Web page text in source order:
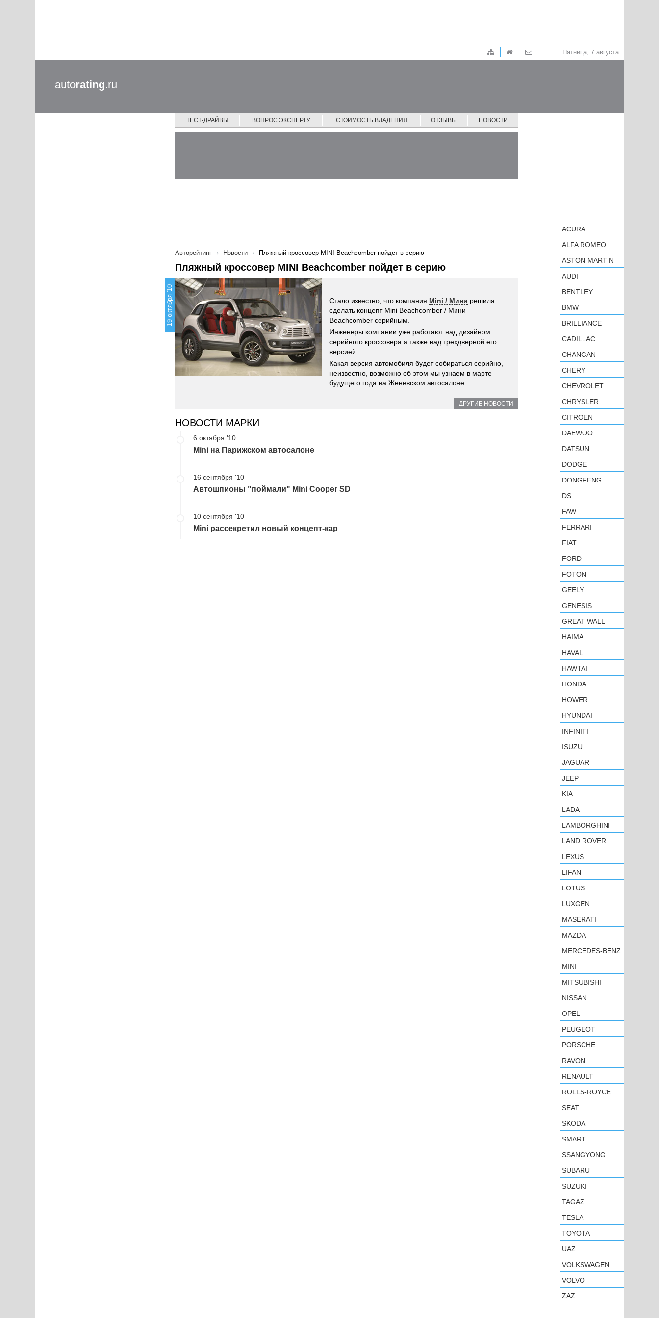
Пятница, 7 августа
autorating.ru
ТЕСТ-ДРАЙВЫ ВОПРОС ЭКСПЕРТУ СТОИМОСТЬ ВЛАДЕНИЯ ОТЗЫВЫ НОВОСТИ
Авторейтинг Новости Пляжный кроссовер MINI Beachcomber пойдет в серию
Пляжный кроссовер MINI Beachcomber пойдет в серию
19 октября '10 Стало известно, что компания Mini / Мини решила
сделать концепт Mini Beachcomber / Мини
Beachcomber серийным.
Инженеры компании уже работают над дизайном
серийного кроссовера а также над трехдверной его
версией.
Какая версия автомобиля будет собираться серийно,
неизвестно, возможно об этом мы узнаем в марте
будущего года на Женевском автосалоне.
ДРУГИЕ НОВОСТИ
НОВОСТИ МАРКИ
6 октября '10
Mini на Парижском автосалоне
16 сентября '10
Автошпионы "поймали" Mini Cooper SD
10 сентября '10
Mini рассекретил новый концепт-кар
ACURA
ALFA ROMEO
ASTON MARTIN
AUDI
BENTLEY
BMW
BRILLIANCE
CADILLAC
CHANGAN
CHERY
CHEVROLET
CHRYSLER
CITROEN
DAEWOO
DATSUN
DODGE
DONGFENG
DS
FAW
FERRARI
FIAT
FORD
FOTON
GEELY
GENESIS
GREAT WALL
HAIMA
HAVAL
HAWTAI
HONDA
HOWER
HYUNDAI
INFINITI
ISUZU
JAGUAR
JEEP
KIA
LADA
LAMBORGHINI
LAND ROVER
LEXUS
LIFAN
LOTUS
LUXGEN
MASERATI
MAZDA
MERCEDES-BENZ
MINI
MITSUBISHI
NISSAN
OPEL
PEUGEOT
PORSCHE
RAVON
RENAULT
ROLLS-ROYCE
SEAT
SKODA
SMART
SSANGYONG
SUBARU
SUZUKI
TAGAZ
TESLA
TOYOTA
UAZ
VOLKSWAGEN
VOLVO
ZAZ